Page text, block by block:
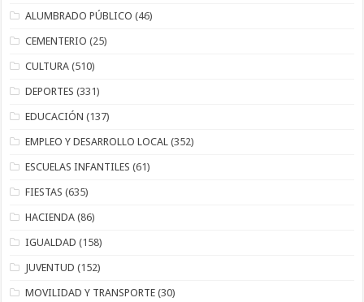
ALUMBRADO PÚBLICO (46)
CEMENTERIO (25)
CULTURA (510)
DEPORTES (331)
EDUCACIÓN (137)
EMPLEO Y DESARROLLO LOCAL (352)
ESCUELAS INFANTILES (61)
FIESTAS (635)
HACIENDA (86)
IGUALDAD (158)
JUVENTUD (152)
MOVILIDAD Y TRANSPORTE (30)